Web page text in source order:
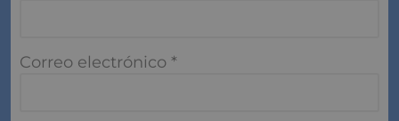
Correo electrónico *